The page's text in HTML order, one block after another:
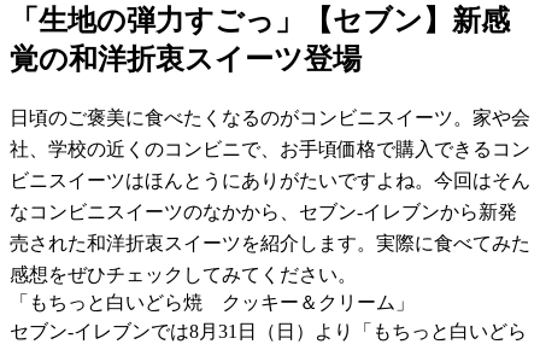
「生地の弾力すごっ」【セブン】新感
覚の和洋折衷スイーツ登場
日頃のご褒美に食べたくなるのがコンビニスイーツ。家や会
社、学校の近くのコンビニで、お手頃価格で購入できるコン
ビニスイーツはほんとうにありがたいですよね。今回はそん
なコンビニスイーツのなかから、セブン-イレブンから新発
売された和洋折衷スイーツを紹介します。実際に食べてみた
感想をぜひチェックしてみてください。
「もちっと白いどら焼 クッキー＆クリーム」
セブン-イレブンでは8月31日（日）より「もちっと白いどら